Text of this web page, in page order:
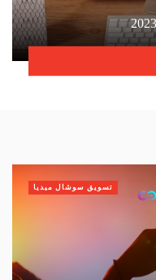
تسويق سوشال ميديا